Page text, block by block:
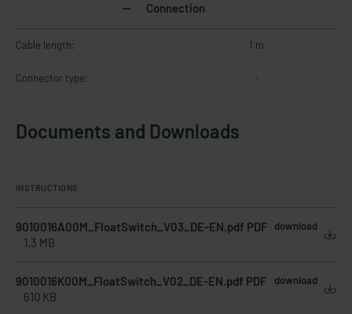
Connection
Cable length: 1 m
Connector type: -
Documents and Downloads
INSTRUCTIONS
9010016A00M_FloatSwitch_V03_DE-EN.pdf PDF
1.3 MB
download
9010016K00M_FloatSwitch_V02_DE-EN.pdf PDF
610 KB
download